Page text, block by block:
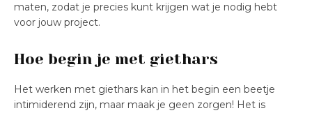
maten, zodat je precies kunt krijgen wat je nodig hebt
voor jouw project.
Hoe begin je met giethars
Het werken met giethars kan in het begin een beetje
intimiderend zijn, maar maak je geen zorgen! Het is